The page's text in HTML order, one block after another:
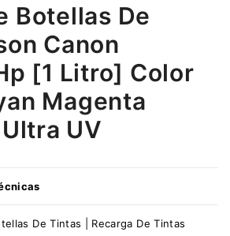
Botellas De
Canon
[1 Litro] Color
Magenta
UV
De Tintas | Recarga De Tintas